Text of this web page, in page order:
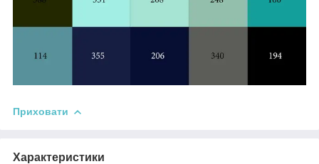
Приховати
Характеристики